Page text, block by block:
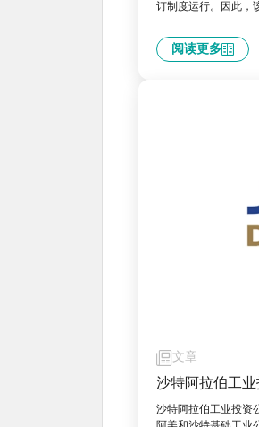
订制度运行。因此，
阅读更多
文章
沙特阿拉伯工
沙特阿拉伯工业投资